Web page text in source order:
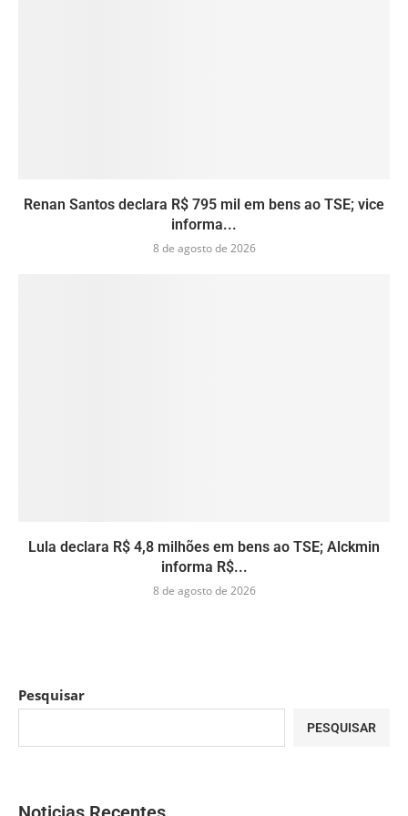
Renan Santos declara R$ 795 mil em bens ao TSE; vice
informa...
8 de agosto de 2026
Lula declara R$ 4,8 milhões em bens ao TSE; Alckmin
informa R$...
8 de agosto de 2026
Pesquisar
PESQUISAR